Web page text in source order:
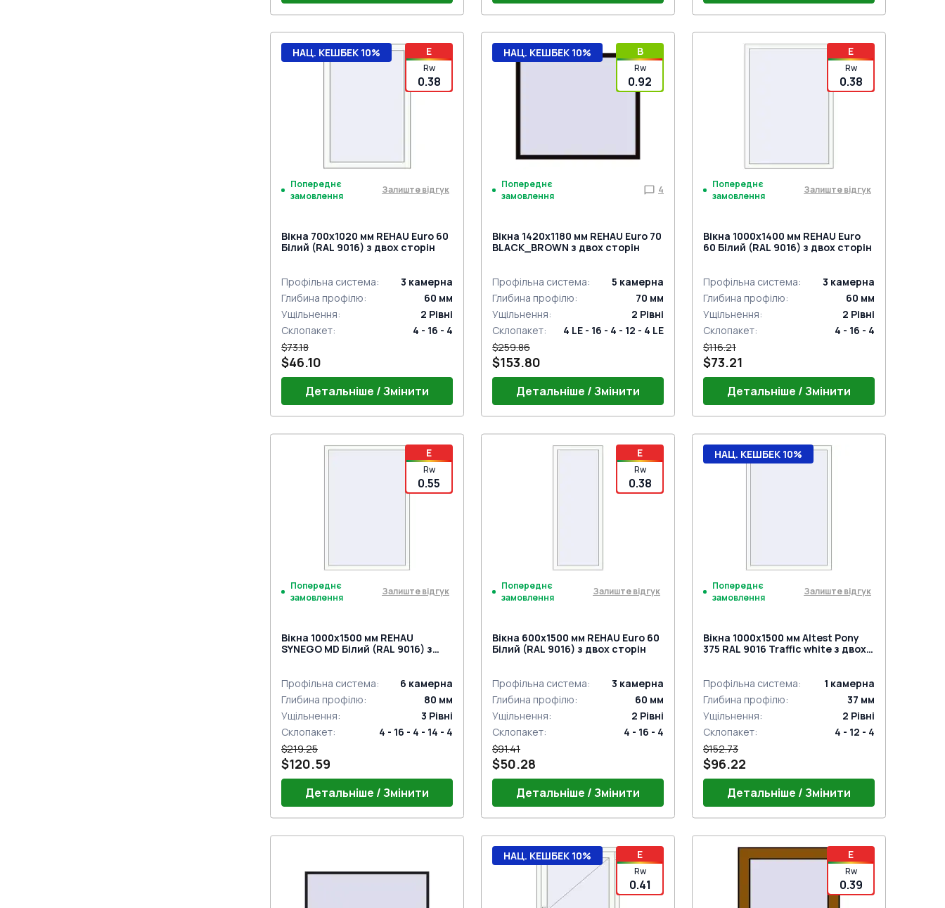
Ручка віконна HOPPE Штутгарт
(Білий)
Мікроліфт DFE (WINKHAUS)
Мікропровітрювання (WINKHAUS)
E
Rw
0.38
НАЦ. КЕШБЕК 10%
Попереднє
замовлення
Залиште відгук
Вікна 700x1020 мм REHAU Euro 60
Білий (RAL 9016) з двох сторін
Профільна система: 3 камерна
Глибина профілю: 60 мм
Ущільнення: 2 Рівні
Склопакет:
4 - 16 - 4
$73.18
$46.10
Детальніше / Змінити
B
Rw
0.92
НАЦ. КЕШБЕК 10%
Попереднє
замовлення
4
Вікна 1420x1180 мм REHAU Euro 70
BLACK_BROWN з двох сторін
Профільна система: 5 камерна
Глибина профілю: 70 мм
Ущільнення: 2 Рівні
Склопакет:
4 LE - 16 - 4 - 12 - 4 LE
$259.86
$153.80
Детальніше / Змінити
E
Rw
0.38
Попереднє
замовлення
Залиште відгук
Вікна 1000x1400 мм REHAU Euro
60 Білий (RAL 9016) з двох сторін
Профільна система: 3 камерна
Глибина профілю: 60 мм
Ущільнення: 2 Рівні
Склопакет:
4 - 16 - 4
$116.21
$73.21
Детальніше / Змінити
E
Rw
0.55
Попереднє
замовлення
Залиште відгук
Вікна 1000x1500 мм REHAU
SYNEGO MD Білий (RAL 9016) з
Профільна система: 6 камерна
Глибина профілю: 80 мм
Ущільнення: 3 Рівні
Склопакет:
4 - 16 - 4 - 14 - 4
$219.25
$120.59
Детальніше / Змінити
E
Rw
0.38
Попереднє
замовлення
Залиште відгук
Вікна 600x1500 мм REHAU Euro 60
Білий (RAL 9016) з двох сторін
Профільна система: 3 камерна
Глибина профілю: 60 мм
Ущільнення: 2 Рівні
Склопакет:
4 - 16 - 4
$91.41
$50.28
Детальніше / Змінити
НАЦ. КЕШБЕК 10%
Попереднє
замовлення
Залиште відгук
Вікна 1000x1500 мм Altest Pony
375 RAL 9016 Traffic white з двох
Профільна система: 1 камерна
Глибина профілю: 37 мм
Ущільнення: 2 Рівні
Склопакет:
4 - 12 - 4
$152.73
$96.22
Детальніше / Змінити
E
Rw
0.41
НАЦ. КЕШБЕК 10% E
Rw
0.39